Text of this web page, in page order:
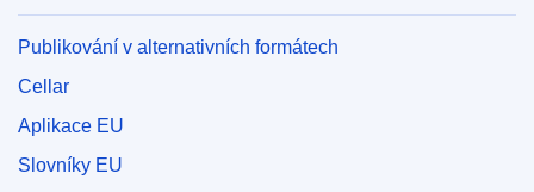
Publikování v alternativních formátech
Cellar
Aplikace EU
Slovníky EU